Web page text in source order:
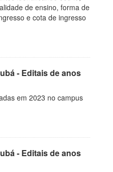
de ensino, forma de
e cota de ingresso
- Editais de anos
em 2023 no campus
- Editais de anos